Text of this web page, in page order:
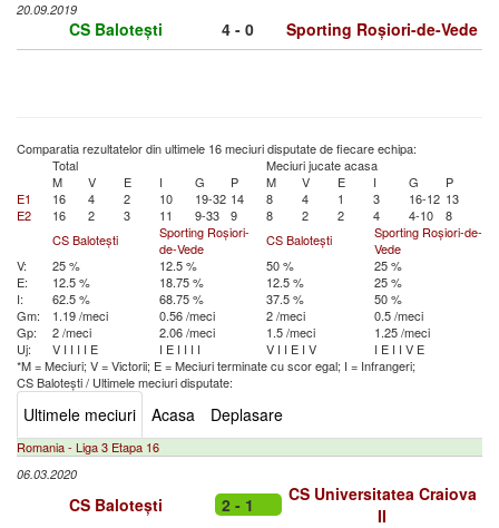
20.09.2019
CS Balotești 4 - 0 Sporting Roșiori-de-Vede
Comparatia rezultatelor din ultimele 16 meciuri disputate de fiecare echipa:
Total
Meciuri jucate acasa
M
V E I G P M V E I G
P
E1
16 4 2 10 19-32 14 8 4 1 3 16-12 13
E2
16 2 3 11 9-33 9 8 2 2 4 4-10
8
CS Balotești
Sporting Roșiori-
de-Vede
CS Balotești
Sporting Roșiori-de-
Vede
V:
25 % 12.5 % 50 %
25 %
E:
12.5 % 18.75 % 12.5 %
25 %
I:
62.5 % 68.75 % 37.5 %
50 %
Gm:
1.19 /meci 0.56 /meci 2 /meci
0.5 /meci
Gp:
2 /meci 2.06 /meci 1.5 /meci
1.25 /meci
Uj:
V I I I I E I E I I I I V I I E I V I E I I V E
*M = Meciuri; V = Victorii; E = Meciuri terminate cu scor egal; I = Infrangeri;
CS Balotești/ Ultimele meciuri disputate:
Ultimele meciuri Acasa Deplasare
Romania - Liga 3 Etapa 16
06.03.2020
CS Balotești 2 - 1
CS Universitatea Craiova
II